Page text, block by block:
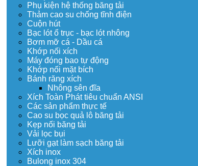
Phụ kiện hệ thống băng tải
Thảm cao su chống tĩnh điện
Cuộn hút
Bạc lót ổ trục - bạc lót nhông
Bơm mỡ cá - Dầu cá
Khớp nối xích
Máy đóng bao tự động
Khớp nối mặt bích
Bánh răng xích
Nhông sên đĩa
Xích Toàn Phát tiêu chuẩn ANSI
Các sản phẩm thực tế
Cao su bọc quả lô băng tải
Kẹp nối băng tải
Vải lọc bụi
Lưỡi gạt làm sạch băng tải
Xích inox
Bulong inox 304